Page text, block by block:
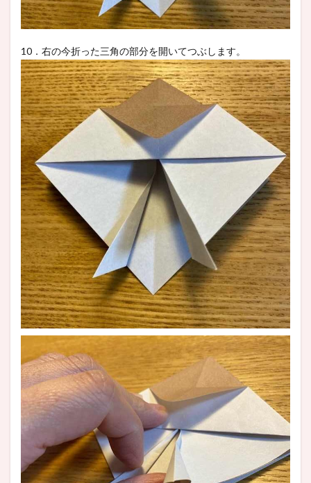
10．右の今折った三角の部分を開いてつぶします。